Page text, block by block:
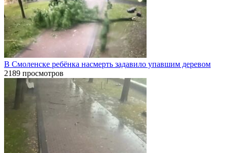
В Смоленске ребёнка насмерть задавило упавшим деревом
2189 просмотров